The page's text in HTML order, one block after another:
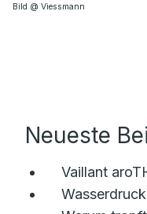
Bild @ Viessmann
Neueste
Vaillant